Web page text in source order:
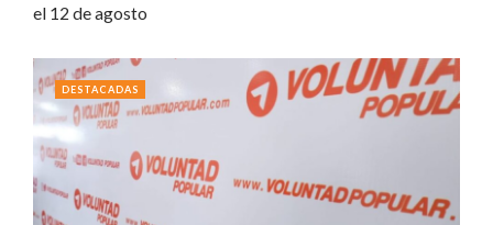
el 12 de agosto
DESTACADAS